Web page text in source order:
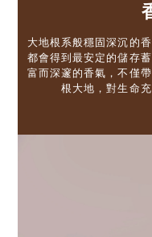
大地根系般穩固深沉的
都會得到最安定的儲存
富而深邃的香氣，不僅
根大地，對生命